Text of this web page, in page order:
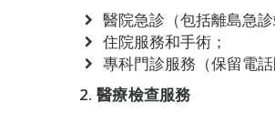
醫院急診（包括離島急診
住院服務和手術；
專科門診服務（保留電話
2. 醫療檢查服務